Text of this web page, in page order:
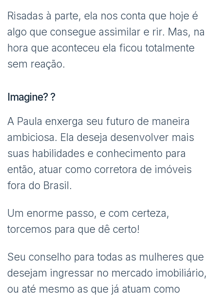
Risadas à parte, ela nos conta que hoje é
algo que consegue assimilar e rir. Mas, na
hora que aconteceu ela ficou totalmente
sem reação.
Imagine? ?
A Paula enxerga seu futuro de maneira
ambiciosa. Ela deseja desenvolver mais
suas habilidades e conhecimento para
então, atuar como corretora de imóveis
fora do Brasil.
Um enorme passo, e com certeza,
torcemos para que dê certo!
Seu conselho para todas as mulheres que
desejam ingressar no mercado imobiliário,
ou até mesmo as que já atuam como